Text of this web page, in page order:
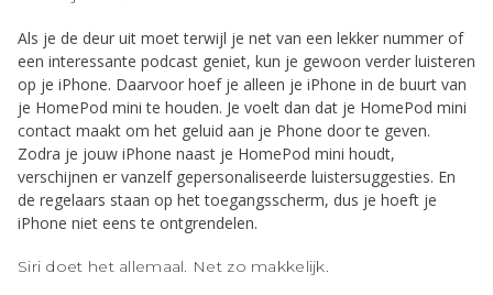
Als je de deur uit moet terwijl je net van een lekker nummer of
een interessante podcast geniet, kun je gewoon verder luisteren
op je iPhone. Daarvoor hoef je alleen je iPhone in de buurt van
je HomePod mini te houden. Je voelt dan dat je HomePod mini
contact maakt om het geluid aan je Phone door te geven.
Zodra je jouw iPhone naast je HomePod mini houdt,
verschijnen er vanzelf gepersonaliseerde luister­suggesties. En
de regelaars staan op het toegangs­scherm, dus je hoeft je
iPhone niet eens te ontgrendelen.
Siri doet het allemaal. Net zo makkelijk.